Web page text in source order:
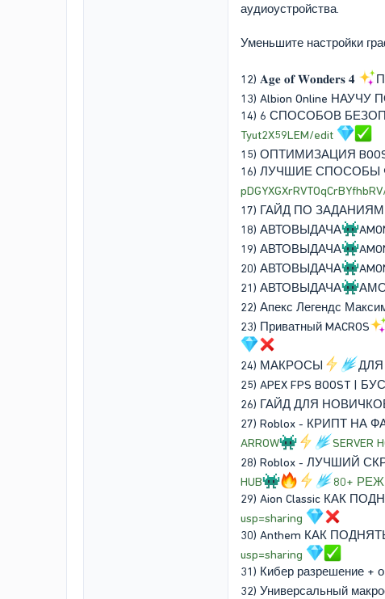
аудиоустройства.
Уменьшите настройки
12) 𝐀𝐠𝐞 𝐨𝐟 𝐖𝐨𝐧𝐝𝐞𝐫𝐬 𝟒
13) Albion Online НАУЧУ
14) 6 СПОСОБОВ
Tyut2X59LEM/edit
15) ОПТИМИЗАЦИЯ
16) ЛУЧШИЕ СПОСОБЫ
17) ГАЙД ПО ЗАДАНИЯМ В
18) АВТОВЫДАЧА
19) АВТОВЫДАЧА
20) АВТОВЫДАЧА
21) АВТОВЫДАЧА
22) Апекс Легендс
23) Приватный MACROS
24) МАКРОСЫ
25) APEX FPS BOOST |
26) ГАЙД ДЛЯ
27) Roblox - КРИПТ НА
ARROW
28) Roblox - ЛУЧШИЙ
HUB
80+
29) Aion Classic КАК
usp=sharing
30) Anthem КАК
usp=sharing
31) Кибер разрешение +
32) Универсальный